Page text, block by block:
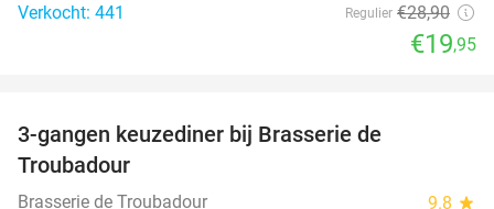
Verkocht: 441
Regulier €28,90
€19,95
3-gangen keuzediner bij Brasserie de
Troubadour
Brasserie de Troubadour 9.8 star